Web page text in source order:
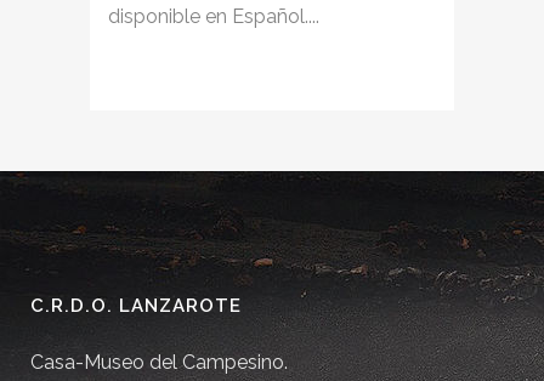
disponible en Español....
C.R.D.O. LANZAROTE
Casa-Museo del Campesino.